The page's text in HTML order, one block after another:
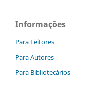
Informações
Para Leitores
Para Autores
Para Bibliotecários